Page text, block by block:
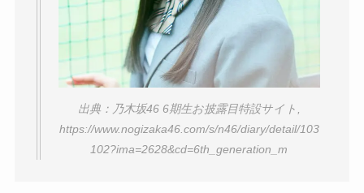
出典：乃木坂46 6期生お披露目特設サイト,
https://www.nogizaka46.com/s/n46/diary/detail/103
102?ima=2628&cd=6th_generation_m